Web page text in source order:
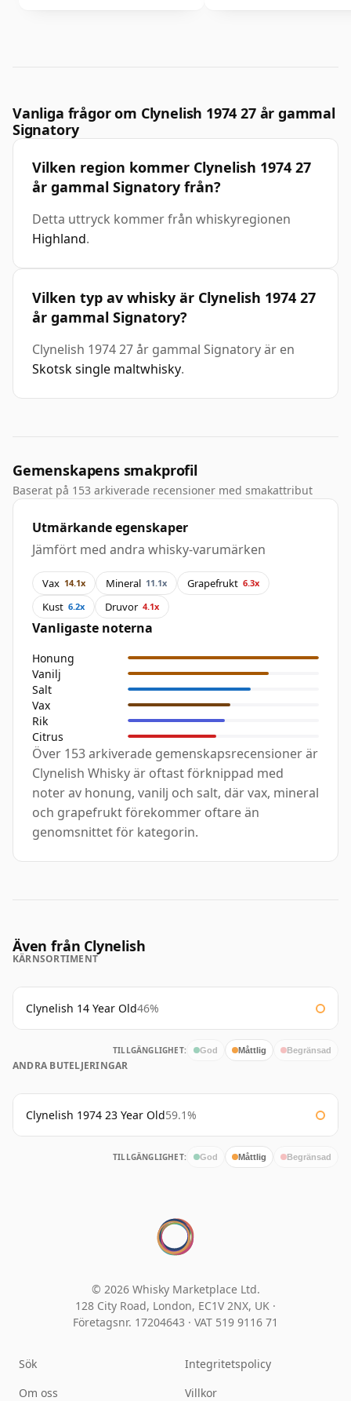
Vanliga frågor om Clynelish 1974 27 år gammal
Signatory
Vilken region kommer Clynelish 1974 27
år gammal Signatory från?
Detta uttryck kommer från whiskyregionen
Highland.
Vilken typ av whisky är Clynelish 1974 27
år gammal Signatory?
Clynelish 1974 27 år gammal Signatory är en
Skotsk single maltwhisky.
Gemenskapens smakprofil
Baserat på 153 arkiverade recensioner med smakattribut
Utmärkande egenskaper
Jämfört med andra whisky-varumärken
Vax 14.1x Mineral 11.1x Grapefrukt 6.3x
Kust 6.2x Druvor 4.1x
Vanligaste noterna
Honung
Vanilj
Salt
Vax
Rik
Citrus
Över 153 arkiverade gemenskapsrecensioner är
Clynelish Whisky är oftast förknippad med
noter av honung, vanilj och salt, där vax, mineral
och grapefrukt förekommer oftare än
genomsnittet för kategorin.
Även från Clynelish
KÄRNSORTIMENT
Clynelish 14 Year Old46%
TILLGÄNGLIGHET: God Måttlig Begränsad
ANDRA BUTELJERINGAR
Clynelish 1974 23 Year Old59.1%
TILLGÄNGLIGHET: God Måttlig Begränsad
© 2026 Whisky Marketplace Ltd.
128 City Road, London, EC1V 2NX, UK ·
Företagsnr. 17204643 · VAT 519 9116 71
Sök
Om oss
Integritetspolicy
Villkor